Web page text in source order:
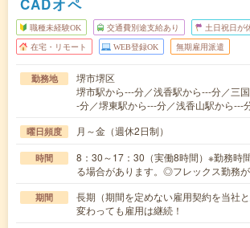
CADオペ
職種未経験OK 交通費別途支給あり 土日祝日が
在宅・リモート WEB登録OK 無期雇用派遣
勤務地
堺市堺区
堺市駅から---分／浅香駅から---分／三
-分／堺東駅から---分／浅香山駅から---
曜日頻度 月～金（週休2日制）
時間
8：30～17：30（実働8時間）※勤務時
る場合があります。◎フレックス勤務
期間
長期（期間を定めない雇用契約を当社
変わっても雇用は継続！